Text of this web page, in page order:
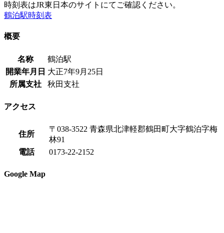
時刻表はJR東日本のサイトにてご確認ください。
鶴泊駅時刻表
概要
名称
鶴泊駅
開業年月日 大正7年9月25日
所属支社
秋田支社
アクセス
住所
〒038-3522 青森県北津軽郡鶴田町大字鶴泊字梅
林91
電話
0173-22-2152
Google Map